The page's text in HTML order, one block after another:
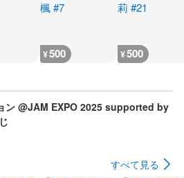
¥500 ¥500
ン @JAM EXPO 2025 supported by
すべて見る